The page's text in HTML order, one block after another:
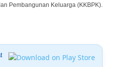
Pembangunan Keluarga (KKBPK).